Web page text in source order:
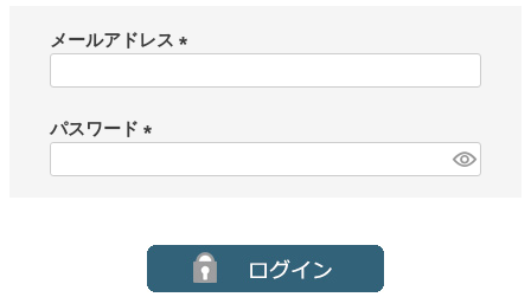
メールアドレス
パスワード